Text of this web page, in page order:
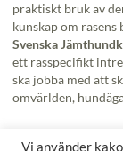
praktiskt bruk av
kunskap om
Svenska
ett rasspecifikt
ska jobba med att
omvärlden,
Vi använder